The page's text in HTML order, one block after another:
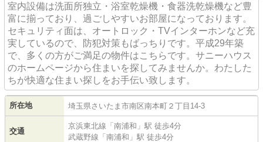
室内設備は洗面所独立・浴室乾燥機・食器洗乾燥機など豊
富に揃っており、過ごしやすいお部屋になっております。
セキュリティ面は、オートロック・TVインターホンなど充
実しているので、防犯対策もばっちりです。平成29年築
で、多くの方がご満足の物件はこちらです。サニーハウス
のホームページから住まいを探してみませんか。わたした
ちが快適な住まい探しをお手伝い致します。
所在地 埼玉県さいたま市南区南本町 ２丁目14-3
交通
京浜東北線 「 南浦和 」駅 徒歩4分
武蔵野線 「 南浦和 」駅 徒歩4分